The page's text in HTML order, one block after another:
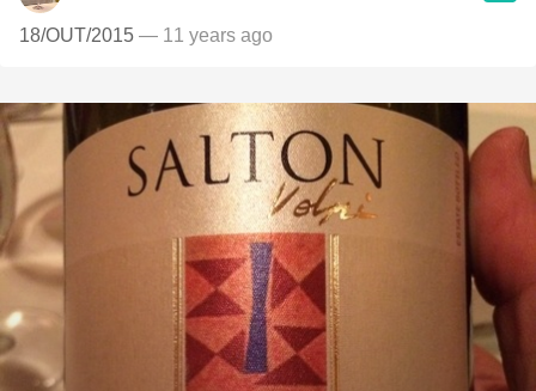
18/OUT/2015 — 11 years ago